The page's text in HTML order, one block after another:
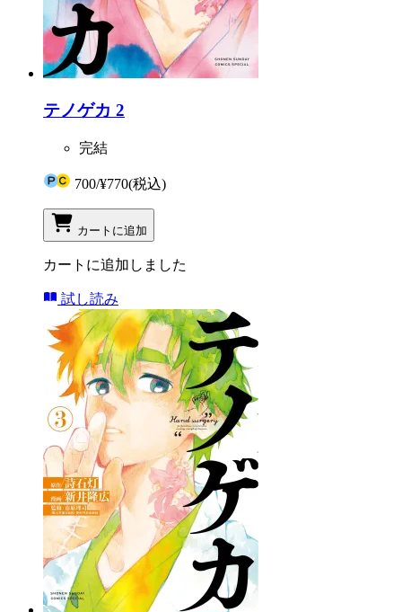
テノゲカ 2
完結
700/¥770(税込)
カートに追加
カートに追加しました
試し読み